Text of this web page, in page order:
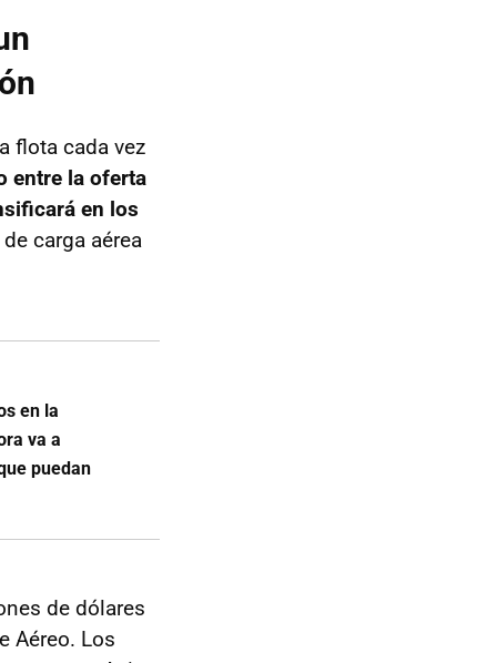
flota cada vez
entre la oferta
en los
carga aérea
en la
va a
puedan
de dólares
Aéreo. Los